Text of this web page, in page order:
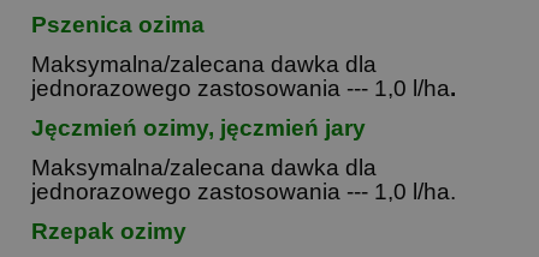
Pszenica ozima
Maksymalna/zalecana dawka dla
jednorazowego zastosowania --- 1,0 l/ha.
Jęczmień ozimy, jęczmień jary
Maksymalna/zalecana dawka dla
jednorazowego zastosowania --- 1,0 l/ha.
Rzepak ozimy